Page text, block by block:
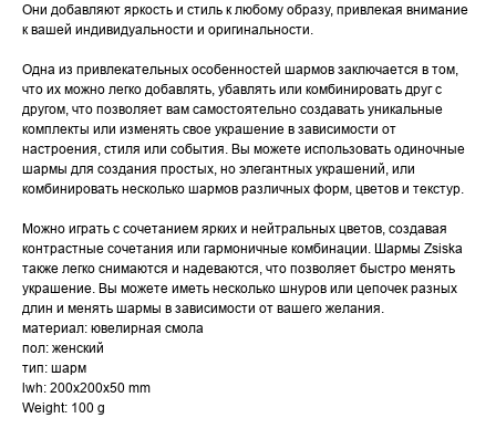
Они добавляют яркость и стиль к любому образу, привлекая внимание
к вашей индивидуальности и оригинальности.
Одна из привлекательных особенностей шармов заключается в том,
что их можно легко добавлять, убавлять или комбинировать друг с
другом, что позволяет вам самостоятельно создавать уникальные
комплекты или изменять свое украшение в зависимости от
настроения, стиля или события. Вы можете использовать одиночные
шармы для создания простых, но элегантных украшений, или
комбинировать несколько шармов различных форм, цветов и текстур.
Можно играть с сочетанием ярких и нейтральных цветов, создавая
контрастные сочетания или гармоничные комбинации. Шармы Zsiska
также легко снимаются и надеваются, что позволяет быстро менять
украшение. Вы можете иметь несколько шнуров или цепочек разных
длин и менять шармы в зависимости от вашего желания.
материал: ювелирная смола
пол: женский
тип: шарм
lwh: 200x200x50 mm
Weight: 100 g